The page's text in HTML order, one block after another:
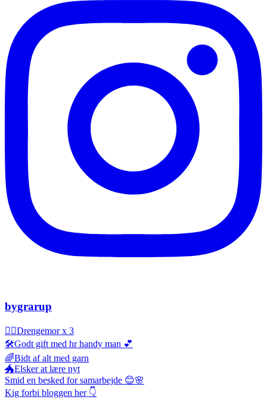
bygrarup
🤹‍♀️Drengemor x 3
🛠️Godt gift med hr handy man 💕
🌈Bidt af alt med garn
🐲Elsker at lære nyt
Smid en besked for samarbejde 😊🌸
Kig forbi bloggen her 👇